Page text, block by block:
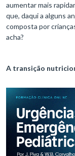
aumentar mais
que, daqui a alguns
composta por
acha?
A transição